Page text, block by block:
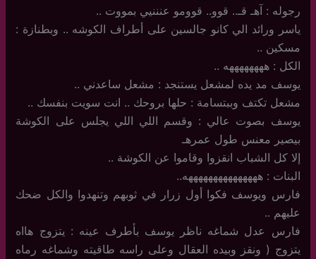
رجوله : آهـ قـ.. قوو.. قوومو عنننيي بمووت ..
ياسر ورائد الي كانو جالسين على أطراف الكوشه .. وبطنازة :
مسكين ..
الكل : ههههههههه ..
يوسف مد يده لمشعل يستنجد : مشعل ساعدني ..
مشعل تكتف وببتسامة : حلها بروحك .. انت سويت بنفسك ..
يوسف بصوت عالي : وقسم اللي اللي يجلس على الكوشة
بيصير معنس طول عمرهـ
إلا كل الشباب انقزوا وقاموا عن الكوشة ..
البنات : هههههههههههههههه..
فارس ويوسف فكوا أول زرار في ثوبهم وتنهدوا والكل ضحك
عليهم ..
فارس عدل شماغه ناظر يوسف بأطرف عينه : يتزوج هااه
يتزوج ( ونقز وبيده العقال وعلى راسه طاقيته وشماغه رماه